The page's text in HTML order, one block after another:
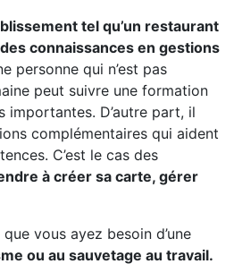
tel qu’un restaurant
connaissances en gestions
personne qui n’est pas
peut suivre une formation
importantes. D’autre part, il
complémentaires qui aident
C’est le cas des
à créer sa carte, gérer
vous ayez besoin d’une
ou au sauvetage au travail.